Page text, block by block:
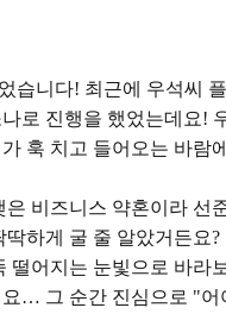
습니다! 최근에 우석씨
로 진행을 했었는데요!
훅 치고 들어오는 바람
은 비즈니스 약혼이라 선
딱하게 굴 줄 알았거든요
떨어지는 눈빛으로 바라
요… 그 순간 진심으로 "